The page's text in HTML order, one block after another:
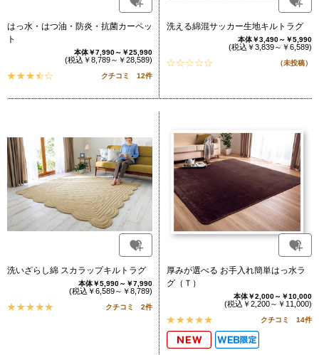
はっ水・はつ油・防炎・抗菌カーペッ
ト
本体￥7,990～￥25,990
(税込￥8,789～￥28,589)
クチコミ 12件
洗える綿混サッカー生地キルトラグ
本体￥3,490～￥5,990
(税込￥3,839～￥6,589)
（未投稿）
洗いざらし綿 スカラップキルトラグ
本体￥5,990～￥7,990
(税込￥6,589～￥8,789)
クチコミ 2件
厚みが選べる お手入れ簡単はっ水ラ
グ（Ｔ）
本体￥2,000～￥10,000
(税込￥2,200～￥11,000)
クチコミ 14件